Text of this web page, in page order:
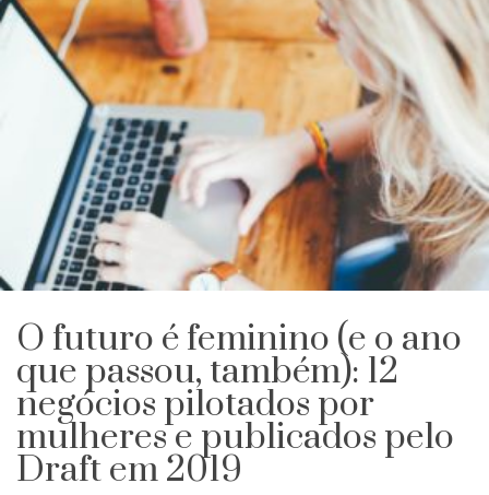
O futuro é feminino (e o ano
que passou, também): 12
negócios pilotados por
mulheres e publicados pelo
Draft em 2019